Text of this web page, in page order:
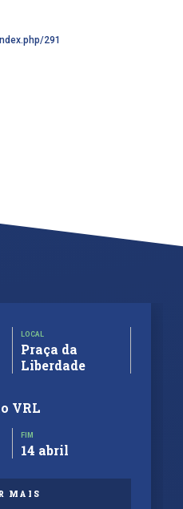
291
LOCAL
Praça da
Liberdade
VRL
FIM
14 abril
MAIS